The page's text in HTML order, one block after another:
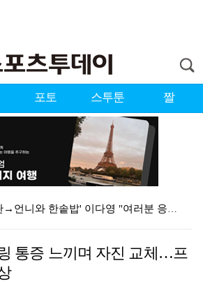
포토 스투툰 짤
'학폭 논란→언니와 한솥밥' 이다영 "여러분 응원이 큰…
반, 인기폭발
통증 느끼며 자진 교체…프